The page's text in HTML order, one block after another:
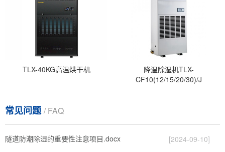
TLX-40KG高温烘干机
降温除湿机TLX-
CF10(12/15/20/30)/J
常见问题/ FAQ
隧道防潮除湿的重要性注意项目.docx
[2024-09-10]